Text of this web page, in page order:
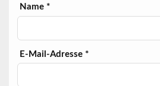
Name *
E-Mail-Adresse *